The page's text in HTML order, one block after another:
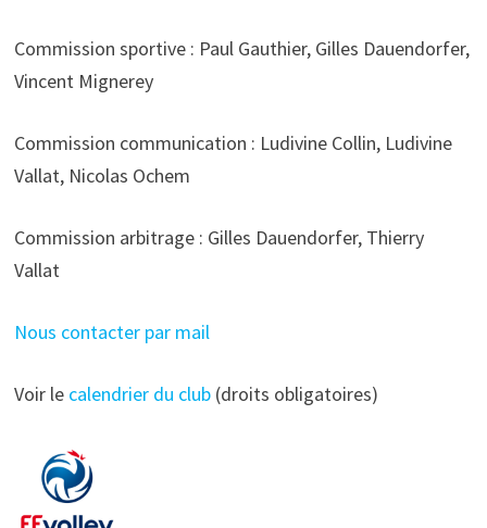
Commission sportive : Paul Gauthier, Gilles Dauendorfer,
Vincent Mignerey
Commission communication : Ludivine Collin, Ludivine
Vallat, Nicolas Ochem
Commission arbitrage : Gilles Dauendorfer, Thierry
Vallat
Nous contacter par mail
Voir le calendrier du club(droits obligatoires)